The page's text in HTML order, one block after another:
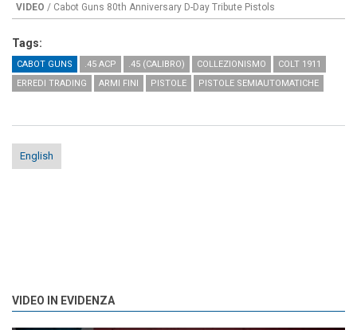
VIDEO / Cabot Guns 80th Anniversary D-Day Tribute Pistols
Tags:
CABOT GUNS .45 ACP .45 (CALIBRO) COLLEZIONISMO
COLT 1911
ERREDI TRADING
ARMI FINI PISTOLE PISTOLE SEMIAUTOMATICHE
English
VIDEO IN EVIDENZA